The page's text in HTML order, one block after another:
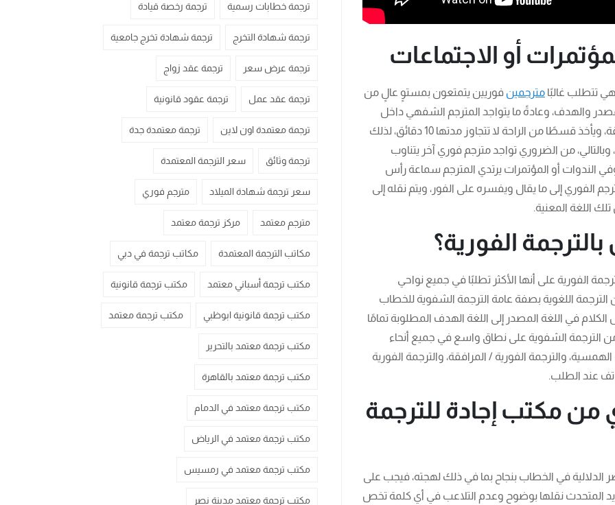
أو الاجتماعات
تتطلب غالبًا مترجمين فوريين يتمتعون بمستوٍ عالٍ من
والهدف، وعادةً ما يتواجد المترجم الشفهي داخل
حجرة عازلة للصوت، ويترجم ما بين 20 إلى 30 دقيقة، ويأخذ قسطًا من الراحة لا تتجاوز مدتها 10 دقائق، لذلك
من الضروري تواجد مترجم فوري آخر يتناوب
وفي الندوات أو المؤتمرات يرتدي المترجم سماعة رأس
الفوري إلى ما يقال ويفسره على الفور، ويتم نقله إلى
اللغة المعنية.
الفورية؟
الفورية على أنها الأكثر تطلبًا في جميع نواحي
الترجمة اللغوية بصفة عامة الترجمة الشفوية للخطاب
الكلام في اللغة المصدر إلى اللغة الهدف المطلوبة تمامًا
من الترجمة الشفوية على نطاق واسع في جميع أنحاء
الهمسية، والترجمة الفورية / المرافقة، والترجمة الفورية
عند الطلب.
من مكتب إجادة للترجمة
الدلالية في الخطاب بنجاح بما في ذلك لهجته، فيجب على
المتحدث نقلها بوضوح وعدم التلاعب في أي كلمة تخص
ترجمة خطابات رسمية ترجمة رخصة قيادة
ترجمة شهادة التخرج ترجمة شهادة تخرج جامعية
ترجمة عرض سعر ترجمة عقد زواج
ترجمة عقد عمل ترجمة عقود قانونية
ترجمة معتمدة اون لاين ترجمة معتمدة جدة
ترجمة وثائق سعر الترجمة المعتمدة
سعر ترجمة شهادة الميلاد مترجم فوري
مترجم معتمد مركز ترجمة معتمد
مكاتب الترجمة المعتمدة مكاتب ترجمة في دبي
مكتب ترجمة أسباني معتمد مكتب ترجمة قانونية
مكتب ترجمة قانونية ابوظبي مكتب ترجمة معتمد
مكتب ترجمة معتمد بالتحرير
مكتب ترجمة معتمد بالقاهرة
مكتب ترجمة معتمد في الدمام
مكتب ترجمة معتمد في الرياض
مكتب ترجمة معتمد في رمسيس
مكتب ترجمة معتمد مدينة نصر